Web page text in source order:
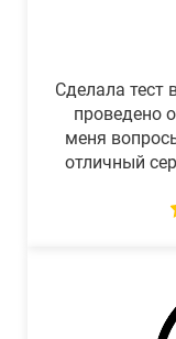
Сделала тест
проведено
меня
отличный